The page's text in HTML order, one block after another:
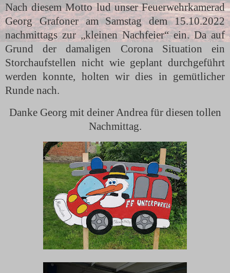
Nach diesem Motto lud unser Feuerwehrkamerad
Georg Grafoner am Samstag dem 15.10.2022
nachmittags zur „kleinen Nachfeier“ ein. Da auf
Grund der damaligen Corona Situation ein
Storchaufstellen nicht wie geplant durchgeführt
werden konnte, holten wir dies in gemütlicher
Runde nach.
Danke Georg mit deiner Andrea für diesen tollen
Nachmittag.